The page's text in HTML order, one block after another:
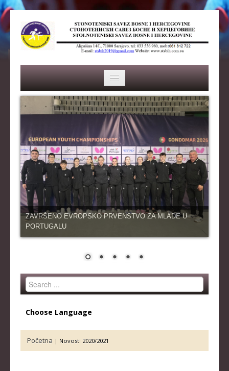
HOME
SAVEZ
ISTORIJA
ORGANI SAVEZA
OSNOVNI PODACI
REPREZENTACIJA
ŽENSKA KADETSKA REPREZENTACIJA
ZAVRŠENO EVROPSKO PRVENSTVO ZA MLADE U
PORTUGALU
Search
...
Choose Language
Početna | Novosti 2020/2021